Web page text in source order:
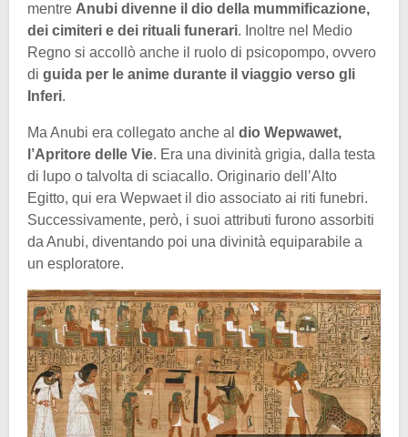
mentre Anubi divenne il dio della mummificazione,
dei cimiteri e dei rituali funerari. Inoltre nel Medio
Regno si accollò anche il ruolo di psicopompo, ovvero
di guida per le anime durante il viaggio verso gli
Inferi.
Ma Anubi era collegato anche al dio Wepwawet,
l’Apritore delle Vie. Era una divinità grigia, dalla testa
di lupo o talvolta di sciacallo. Originario dell’Alto
Egitto, qui era Wepwaet il dio associato ai riti funebri.
Successivamente, però, i suoi attributi furono assorbiti
da Anubi, diventando poi una divinità equiparabile a
un esploratore.